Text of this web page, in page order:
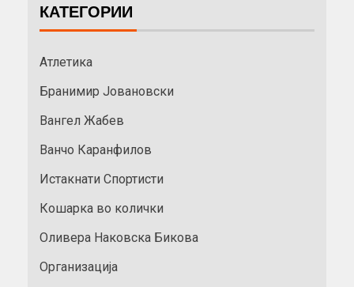
КАТЕГОРИИ
Атлетика
Бранимир Јовановски
Вангел Жабев
Ванчо Каранфилов
Истакнати Спортисти
Кошарка во колички
Оливера Наковска Бикова
Организација